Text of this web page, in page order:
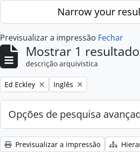
Skip to main contentNarrow your
Previsualizar a impressão Fechar
Mostrar 1
descrição arquivística
Remove filter:
Ed Eckley Remove filter:
Inglês
Opções de pesquisa
Previsualizar a impressão